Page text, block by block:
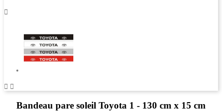

 
Bandeau pare soleil Toyota 1 - 130 cm x 15 cm